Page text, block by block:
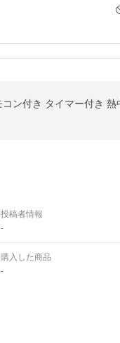
投稿者情報
-
購入した商品
-